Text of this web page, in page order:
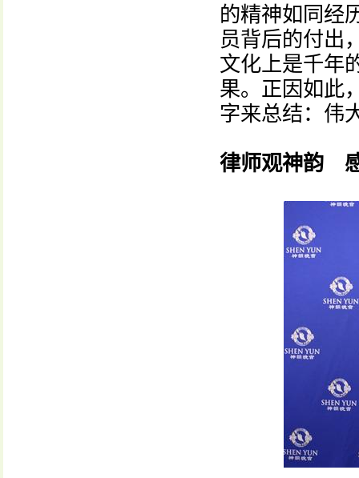
的精神如同经
员背后的付出
文化上是千年
果。正因如此
字来总结：伟
律师观神韵